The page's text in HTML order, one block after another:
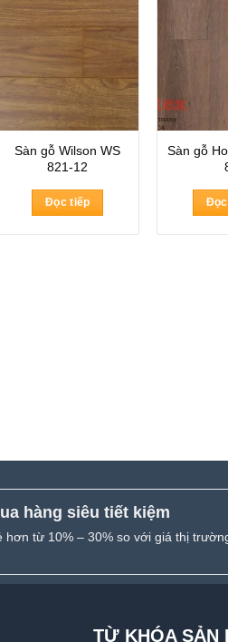
Sàn gỗ Wilson WS
821-12
Đọc tiếp
Sàn gỗ
hàng siêu tiết kiệm
hơn từ 10% – 30% so với giá thị
TỪ KHÓA SẢN